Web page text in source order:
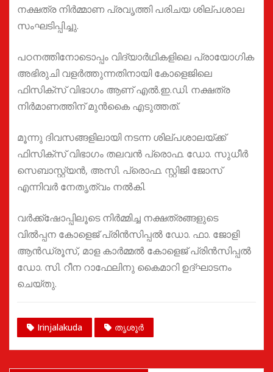
നക്ഷത്ര നിർമ്മാണ പ്രവൃത്തി പരിചയ ശില്പശാല
സംഘടിപ്പിച്ചു.
പഠനത്തിനോടൊപ്പം വിദ്യാർഥികളിലെ പ്രായോഗിക
അഭിരുചി വളർത്തുന്നതിനായി കോളെജിലെ
ഫിസിക്സ് വിഭാഗം ആണ് എൽ.ഇ.ഡി. നക്ഷത്ര
നിർമാണത്തിന് മുൻകൈ എടുത്തത്.
മൂന്നു ദിവസങ്ങളിലായി നടന്ന ശില്പശാലയ്ക്ക്
ഫിസിക്സ് വിഭാഗം തലവൻ പ്രൊഫ. ഡോ. സുധീർ
സെബാസ്റ്റ്യൻ, അസി. പ്രൊഫ. സ്റ്റിജി ജോസ്
എന്നിവർ നേതൃത്വം നൽകി.
വർക്ക്ഷോപ്പിലൂടെ നിർമ്മിച്ച നക്ഷത്രങ്ങളുടെ
വിൽപ്പന കോളെജ് പ്രിൻസിപ്പൽ ഡോ. ഫാ. ജോളി
ആൻഡ്രൂസ്, മാള കാർമ്മൽ കോളെജ് പ്രിൻസിപ്പൽ
ഡോ. സി. റീന റാഫേലിനു കൈമാറി ഉദ്ഘാടനം
ചെയ്തു.
Irinjalakuda തൃശൂർ